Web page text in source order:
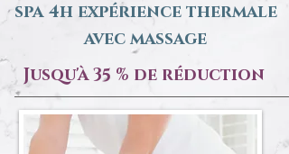
spa 4h expérience thermale
avec massage
Jusqu'à 35 % de réduction